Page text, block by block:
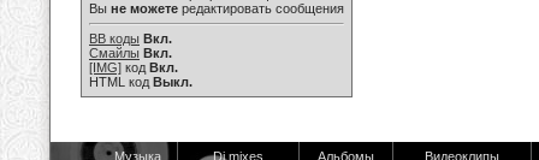
Вы не можете редактировать сообщения
BB коды Вкл.
Смайлы Вкл.
[IMG] код Вкл.
HTML код Выкл.
Музыка Dj mixes Альбомы Видеоклипы